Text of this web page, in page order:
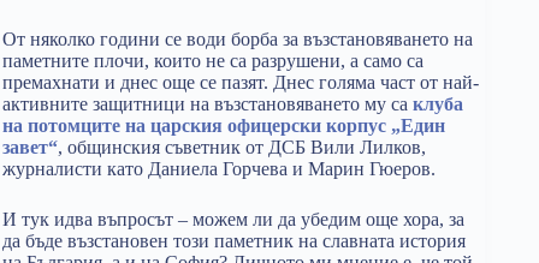
От няколко години се води борба за възстановяването на
паметните плочи, които не са разрушени, а само са
премахнати и днес още се пазят. Днес голяма част от най-
активните защитници на възстановяването му са клуба
на потомците на царския офицерски корпус „Един
завет“, общинския съветник от ДСБ Вили Лилков,
журналисти като Даниела Горчева и Марин Гюеров.
И тук идва въпросът – можем ли да убедим още хора, за
да бъде възстановен този паметник на славната история